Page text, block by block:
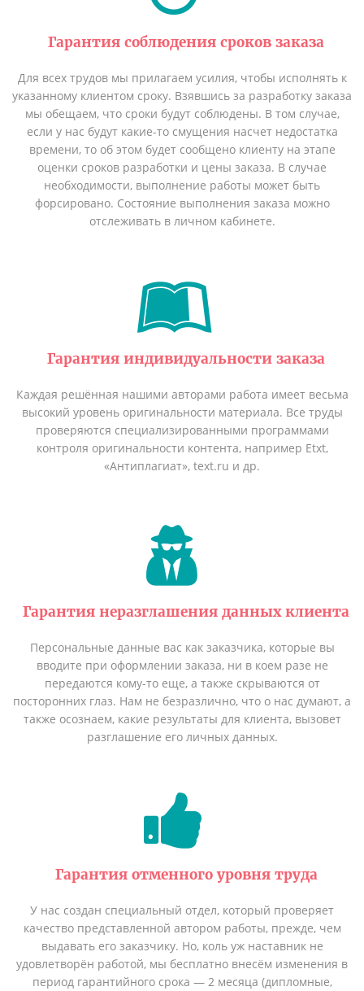
Гарантия соблюдения сроков заказа
Для всех трудов мы прилагаем усилия, чтобы исполнять к
указанному клиентом сроку. Взявшись за разработку заказа
мы обещаем, что сроки будут соблюдены. В том случае,
если у нас будут какие-то смущения насчет недостатка
времени, то об этом будет сообщено клиенту на этапе
оценки сроков разработки и цены заказа. В случае
необходимости, выполнение работы может быть
форсировано. Состояние выполнения заказа можно
отслеживать в личном кабинете.
Гарантия индивидуальности заказа
Каждая решённая нашими авторами работа имеет весьма
высокий уровень оригинальности материала. Все труды
проверяются специализированными программами
контроля оригинальности контента, например Etxt,
«Антиплагиат», text.ru и др.
Гарантия неразглашения данных клиента
Персональные данные вас как заказчика, которые вы
вводите при оформлении заказа, ни в коем разе не
передаются кому-то еще, а также скрываются от
посторонних глаз. Нам не безразлично, что о нас думают, а
также осознаем, какие результаты для клиента, вызовет
разглашение его личных данных.
Гарантия отменного уровня труда
У нас создан специальный отдел, который проверяет
качество представленной автором работы, прежде, чем
выдавать его заказчику. Но, коль уж наставник не
удовлетворён работой, мы бесплатно внесём изменения в
период гарантийного срока — 2 месяца (дипломные,